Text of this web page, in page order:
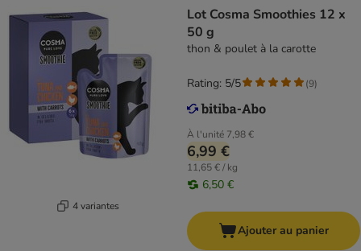
4 variantes
Lot Cosma Smoothies 12 x
50 g
thon & poulet à la carotte
À l'unité 7,98 €
6,99 €
11,65 € / kg
6,50 €
Rating: 5/5 (9)
Ajouter au panier